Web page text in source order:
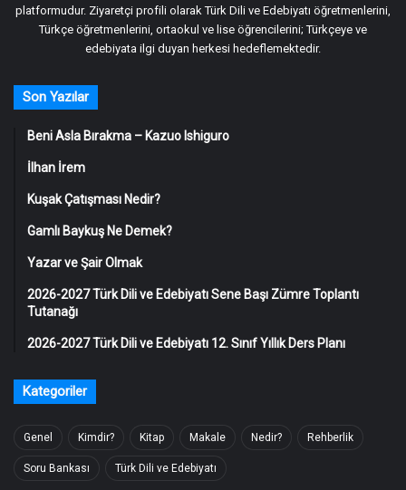
platformudur. Ziyaretçi profili olarak Türk Dili ve Edebiyatı öğretmenlerini,
Türkçe öğretmenlerini, ortaokul ve lise öğrencilerini; Türkçeye ve
edebiyata ilgi duyan herkesi hedeflemektedir.
Son Yazılar
Beni Asla Bırakma – Kazuo Ishiguro
İlhan İrem
Kuşak Çatışması Nedir?
Gamlı Baykuş Ne Demek?
Yazar ve Şair Olmak
2026-2027 Türk Dili ve Edebiyatı Sene Başı Zümre Toplantı
Tutanağı
2026-2027 Türk Dili ve Edebiyatı 12. Sınıf Yıllık Ders Planı
Kategoriler
Genel Kimdir? Kitap Makale Nedir? Rehberlik
Soru Bankası Türk Dili ve Edebiyatı